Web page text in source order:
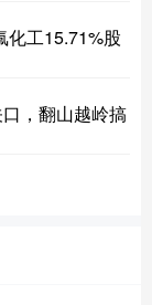
化工15.71%股
，翻山越岭搞